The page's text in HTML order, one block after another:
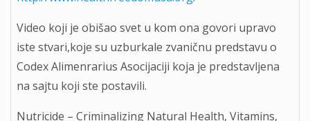
Video koji je obišao svet u kom ona govori upravo
iste stvari,koje su uzburkale zvaničnu predstavu o
Codex Alimenrarius Asocijaciji koja je predstavljena
na sajtu koji ste postavili.
Nutricide – Criminalizing Natural Health, Vitamins,